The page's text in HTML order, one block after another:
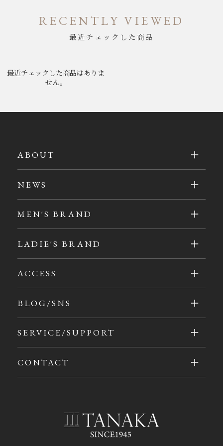
RECENTLY VIEWED
最近チェックした商品
最近チェックした商品はありま
せん。
ABOUT
NEWS
MEN'S BRAND
LADIE'S BRAND
ACCESS
BLOG/SNS
SERVICE/SUPPORT
CONTACT